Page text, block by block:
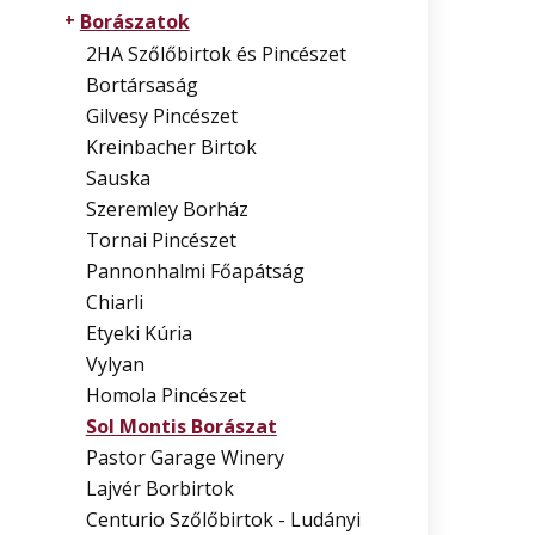
Borászatok
2HA Szőlőbirtok és Pincészet
Bortársaság
Gilvesy Pincészet
Kreinbacher Birtok
Sauska
Szeremley Borház
Tornai Pincészet
Pannonhalmi Főapátság
Chiarli
Etyeki Kúria
Vylyan
Homola Pincészet
Sol Montis Borászat
Pastor Garage Winery
Lajvér Borbirtok
Centurio Szőlőbirtok - Ludányi